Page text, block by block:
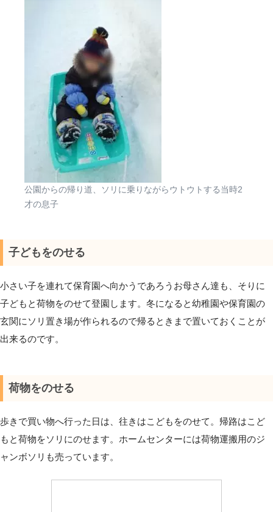
公園からの帰り道、ソリに乗りながらウトウトする当時2
才の息子
子どもをのせる
小さい子を連れて保育園へ向かうであろうお母さん達も、そりに
子どもと荷物をのせて登園します。冬になると幼稚園や保育園の
玄関にソリ置き場が作られるので帰るときまで置いておくことが
出来るのです。
荷物をのせる
歩きで買い物へ行った日は、往きはこどもをのせて。帰路はこど
もと荷物をソリにのせます。ホームセンターには荷物運搬用のジ
ャンボソリも売っています。